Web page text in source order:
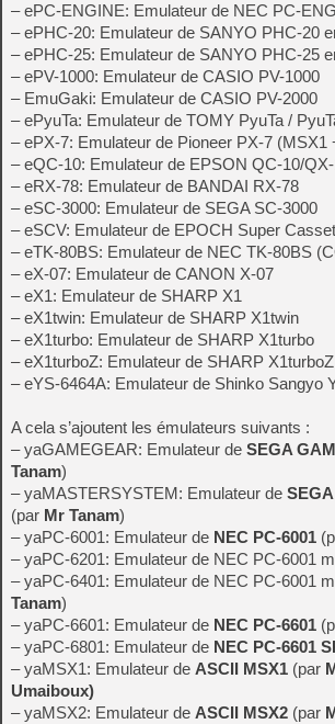
– ePC-ENGINE: Emulateur de NEC PC-
– ePHC-20: Emulateur de SANYO PHC-20
– ePHC-25: Emulateur de SANYO PHC-25
– ePV-1000: Emulateur de CASIO PV-1000
– EmuGaki: Emulateur de CASIO PV-2000
– ePyuTa: Emulateur de TOMY PyuTa /
– ePX-7: Emulateur de Pioneer PX-7 (MSX1
– eQC-10: Emulateur de EPSON QC-10/
– eRX-78: Emulateur de BANDAI RX-78
– eSC-3000: Emulateur de SEGA SC-3000
– eSCV: Emulateur de EPOCH Super
– eTK-80BS: Emulateur de NEC TK-80BS
– eX-07: Emulateur de CANON X-07
– eX1: Emulateur de SHARP X1
– eX1twin: Emulateur de SHARP X1twin
– eX1turbo: Emulateur de SHARP X1turbo
– eX1turboZ: Emulateur de SHARP X1turboZ
– eYS-6464A: Emulateur de Shinko Sangyo
A cela s’ajoutent les émulateurs suivants :
– yaGAMEGEAR: Emulateur de SEGA
Tanam)
– yaMASTERSYSTEM: Emulateur de
(par Mr Tanam)
– yaPC-6001: Emulateur de NEC PC-6001
– yaPC-6201: Emulateur de NEC PC-6001
– yaPC-6401: Emulateur de NEC PC-6001
Tanam)
– yaPC-6601: Emulateur de NEC PC-6601
– yaPC-6801: Emulateur de NEC PC-6601
– yaMSX1: Emulateur de ASCII MSX1 (par
Umaiboux)
– yaMSX2: Emulateur de ASCII MSX2 (par